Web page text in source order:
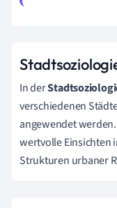
In der
verschiedenen
angewendet
wertvolle Einsichten
Strukturen urbaner